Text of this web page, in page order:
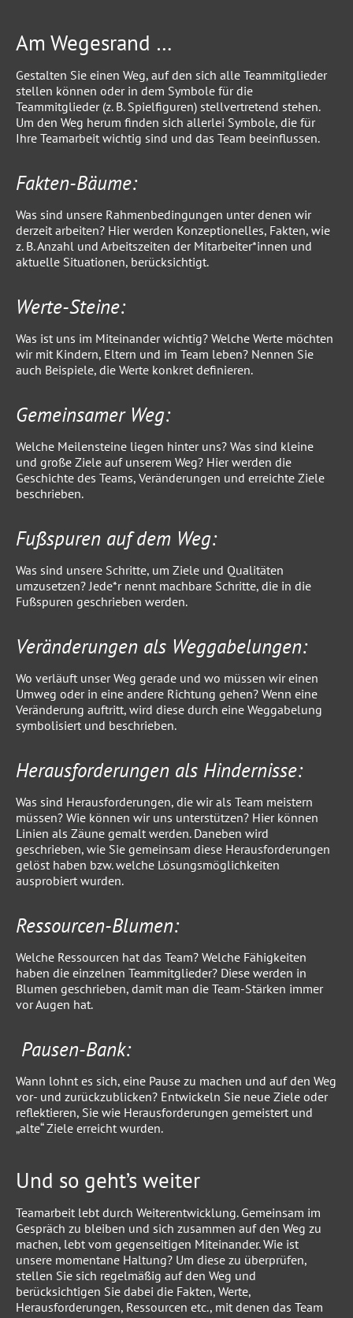
Am Wegesrand …
Gestalten Sie einen Weg, auf den sich alle Teammitglieder
stellen können oder in dem Symbole für die
Teammitglieder (z. B. Spielfiguren) stellvertretend stehen.
Um den Weg herum finden sich allerlei Symbole, die für
Ihre Teamarbeit wichtig sind und das Team beeinflussen.
Fakten-Bäume:
Was sind unsere Rahmenbedingungen unter denen wir
derzeit arbeiten? Hier werden Konzeptionelles, Fakten, wie
z. B. Anzahl und Arbeitszeiten der Mitarbeiter*innen und
aktuelle Situationen, berücksichtigt.
Werte-Steine:
Was ist uns im Miteinander wichtig? Welche Werte möchten
wir mit Kindern, Eltern und im Team leben? Nennen Sie
auch Beispiele, die Werte konkret definieren.
Gemeinsamer Weg:
Welche Meilensteine liegen hinter uns? Was sind kleine
und große Ziele auf unserem Weg? Hier werden die
Geschichte des Teams, Veränderungen und erreichte Ziele
beschrieben.
Fußspuren auf dem Weg:
Was sind unsere Schritte, um Ziele und Qualitäten
umzusetzen? Jede*r nennt machbare Schritte, die in die
Fußspuren geschrieben werden.
Veränderungen als Weggabelungen:
Wo verläuft unser Weg gerade und wo müssen wir einen
Umweg oder in eine andere Richtung gehen? Wenn eine
Veränderung auftritt, wird diese durch eine Weggabelung
symbolisiert und beschrieben.
Herausforderungen als Hindernisse:
Was sind Herausforderungen, die wir als Team meistern
müssen? Wie können wir uns unterstützen? Hier können
Linien als Zäune gemalt werden. Daneben wird
geschrieben, wie Sie gemeinsam diese Herausforderungen
gelöst haben bzw. welche Lösungsmöglichkeiten
ausprobiert wurden.
Ressourcen-Blumen:
Welche Ressourcen hat das Team? Welche Fähigkeiten
haben die einzelnen Teammitglieder? Diese werden in
Blumen geschrieben, damit man die Team-Stärken immer
vor Augen hat.
Pausen-Bank:
Wann lohnt es sich, eine Pause zu machen und auf den Weg
vor- und zurückzublicken? Entwickeln Sie neue Ziele oder
reflektieren, Sie wie Herausforderungen gemeistert und
„alte“ Ziele erreicht wurden.
Und so geht’s weiter
Teamarbeit lebt durch Weiterentwicklung. Gemeinsam im
Gespräch zu bleiben und sich zusammen auf den Weg zu
machen, lebt vom gegenseitigen Miteinander. Wie ist
unsere momentane Haltung? Um diese zu überprüfen,
stellen Sie sich regelmäßig auf den Weg und
berücksichtigen Sie dabei die Fakten, Werte,
Herausforderungen, Ressourcen etc., mit denen das Team